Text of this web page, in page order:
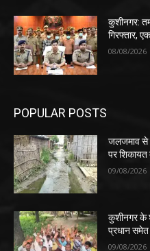
कुशीनगर:
गिरफ्तार,
08/08/2026
POPULAR POSTS
जलजमाव से
पर शिकायत
09/08/2026
कुशीनगर के
प्रधान समेत
09/08/2026